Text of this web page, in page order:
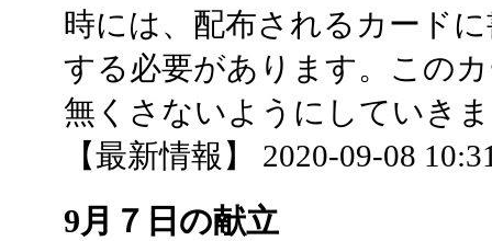
時には、配布されるカード
する必要があります。この
無くさないようにしていき
【最新情報】 2020-09-08
9月７日の献立